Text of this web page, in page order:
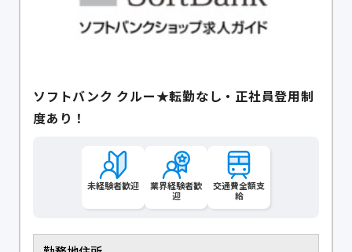
ソフトバンク クルー★転勤なし・正社員登用制
度あり！
未経験者歓迎
業界経験者歓
迎
交通費全額支
給